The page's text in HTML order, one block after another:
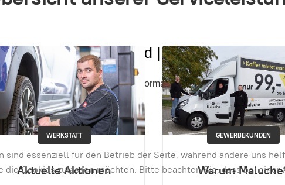
Opel Grandland | 36.990,- EUR
Mehr Informationen
GEWERBEKUNDEN
Warum Maluche?
AUTOVERMIETUNG
Maluche Rent
essenziell für den Betrieb der Seite, während andere uns
die Cookies zulassen möchten. Bitte beachten Sie, dass bei